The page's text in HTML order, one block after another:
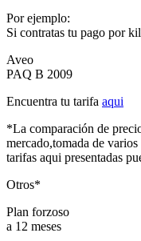
Por ejemplo:
Si contratas tu pago por
Aveo
PAQ B 2009
Encuentra tu tarifa aqui
*La comparación de
mercado,tomada de
tarifas aqui presentadas
Otros*
Plan forzoso
a 12 meses